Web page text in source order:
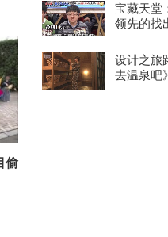
偷
宝藏天堂
领先的找
设计之旅
去温泉吧